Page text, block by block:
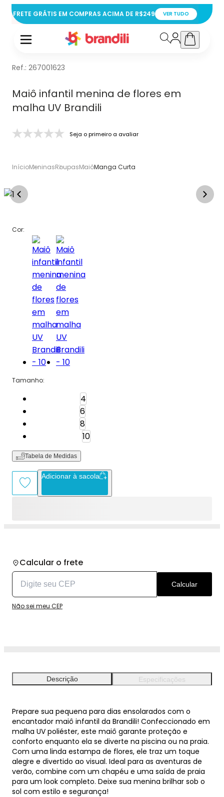
FRETE GRÁTIS EM COMPRAS ACIMA DE R$249 VER TUDO
Ref.: 267001623
Maiô infantil menina de flores em
malha UV Brandili
Seja o primeiro a avaliar
InícioMeninasRoupasMaiôManga Curta
Cor:
Tamanho:
4
6
8
10
Tabela de Medidas
Adicionar à sacola
Calcular o frete
Calcular
Não sei meu CEP
Descrição Especificações
Prepare sua pequena para dias ensolarados com o
encantador maiô infantil da Brandili! Confeccionado em
malha UV poliéster, este maiô garante proteção e
conforto enquanto ela se diverte na piscina ou na praia.
Com uma linda estampa de flores, ele traz um toque
alegre e divertido ao visual. Ideal para as aventuras de
verão, combine com um chapéu e uma saída de praia
para um look completo. Deixe sua menina brilhar sob o
sol com estilo e segurança!